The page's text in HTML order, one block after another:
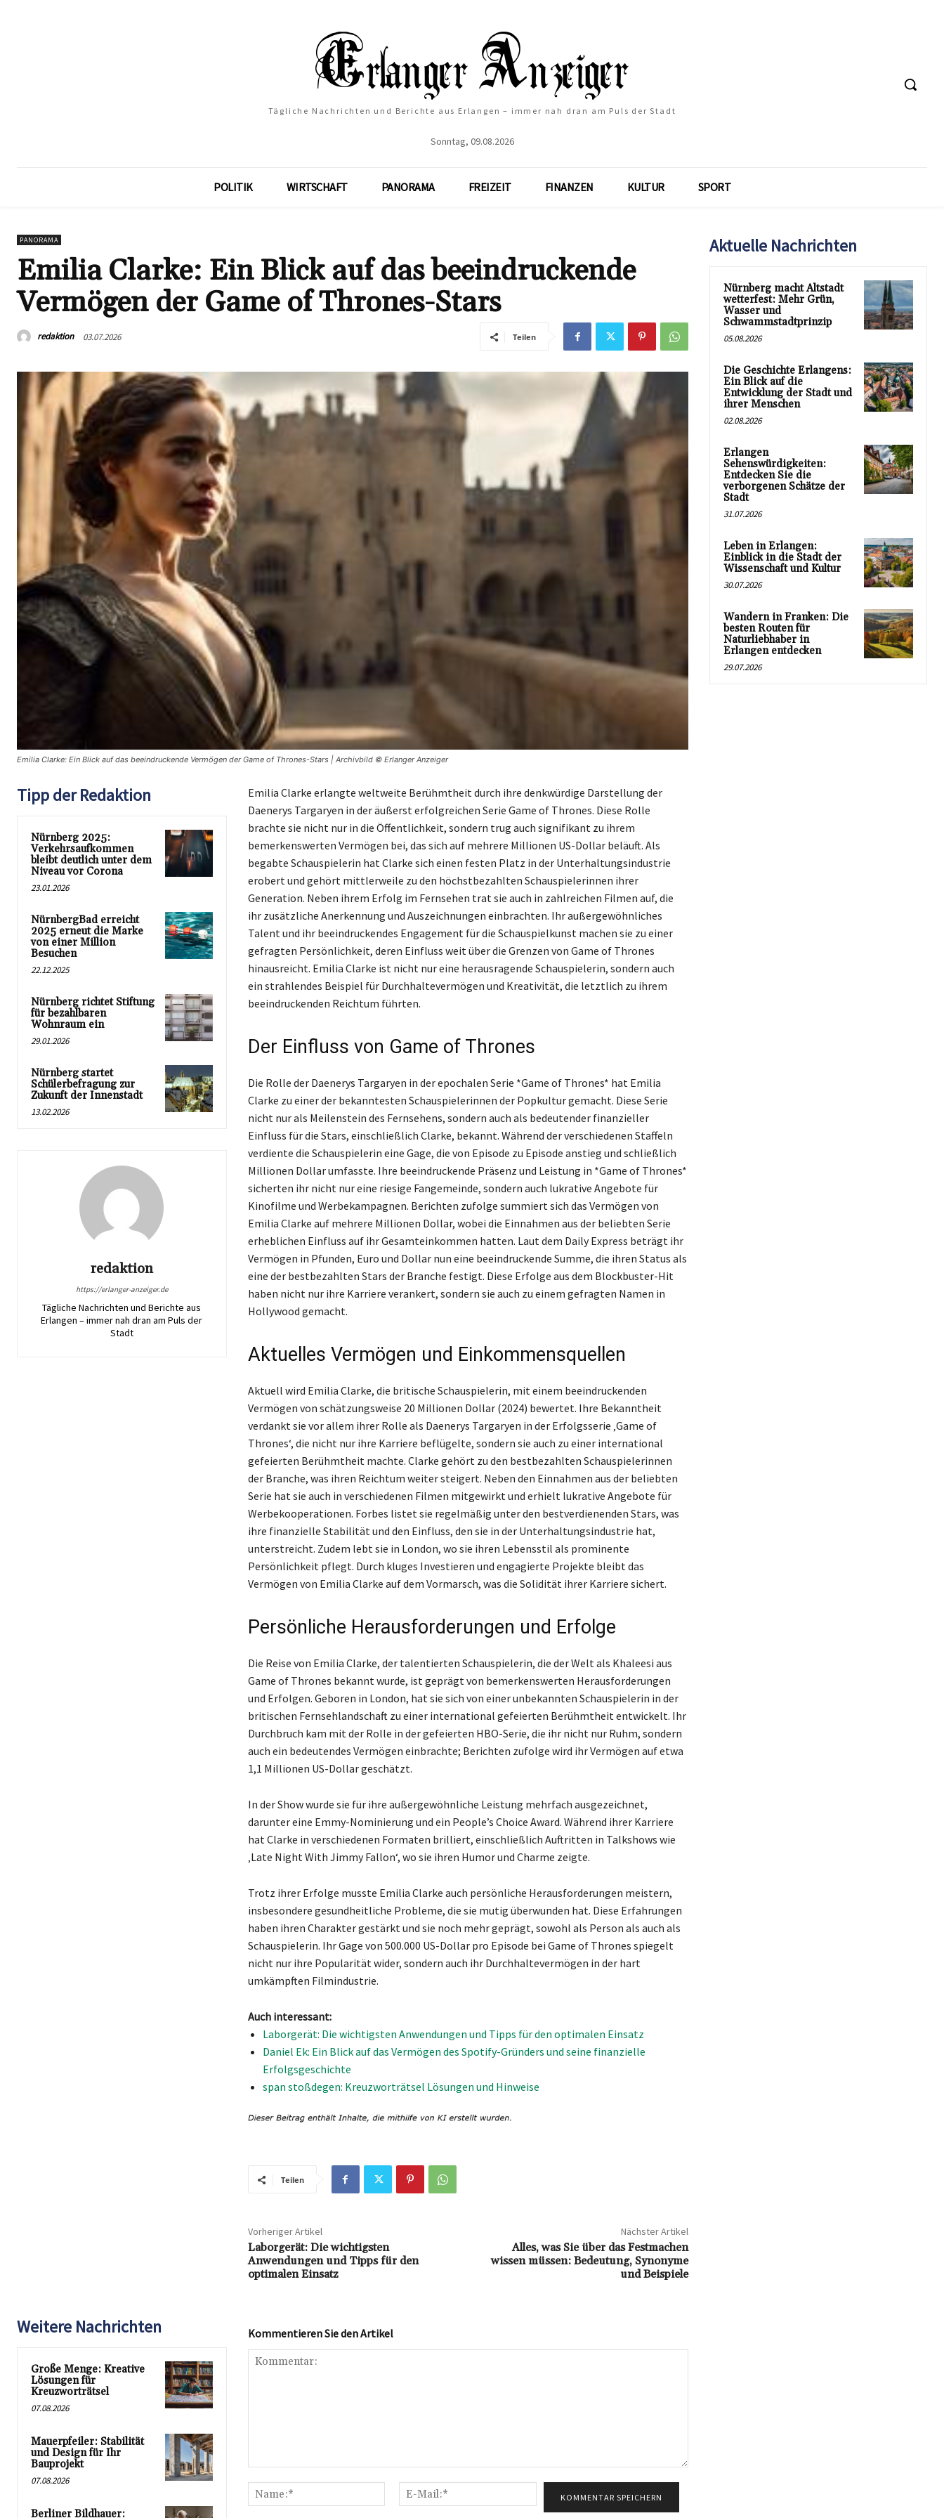
Tägliche Nachrichten und Berichte aus Erlangen – immer nah dran am Puls der Stadt
Sonntag, 09.08.2026
POLITIK WIRTSCHAFT PANORAMA FREIZEIT FINANZEN KULTUR SPORT
PANORAMA
Emilia Clarke: Ein Blick auf das beeindruckende
Vermögen der Game of Thrones-Stars
redaktion 03.07.2026 Teilen
Emilia Clarke: Ein Blick auf das beeindruckende Vermögen der Game of Thrones-Stars | Archivbild © Erlanger Anzeiger
Tipp der Redaktion
Nürnberg 2025:
Verkehrsaufkommen
bleibt deutlich unter dem
Niveau vor Corona
23.01.2026
NürnbergBad erreicht
2025 erneut die Marke
von einer Million
Besuchen
22.12.2025
Nürnberg richtet Stiftung
für bezahlbaren
Wohnraum ein
29.01.2026
Nürnberg startet
Schülerbefragung zur
Zukunft der Innenstadt
13.02.2026
redaktion
https://erlanger-anzeiger.de
Tägliche Nachrichten und Berichte aus
Erlangen – immer nah dran am Puls der
Stadt
Emilia Clarke erlangte weltweite Berühmtheit durch ihre denkwürdige Darstellung der
Daenerys Targaryen in der äußerst erfolgreichen Serie Game of Thrones. Diese Rolle
brachte sie nicht nur in die Öffentlichkeit, sondern trug auch signifikant zu ihrem
bemerkenswerten Vermögen bei, das sich auf mehrere Millionen US-Dollar beläuft. Als
begabte Schauspielerin hat Clarke sich einen festen Platz in der Unterhaltungsindustrie
erobert und gehört mittlerweile zu den höchstbezahlten Schauspielerinnen ihrer
Generation. Neben ihrem Erfolg im Fernsehen trat sie auch in zahlreichen Filmen auf, die
ihr zusätzliche Anerkennung und Auszeichnungen einbrachten. Ihr außergewöhnliches
Talent und ihr beeindruckendes Engagement für die Schauspielkunst machen sie zu einer
gefragten Persönlichkeit, deren Einfluss weit über die Grenzen von Game of Thrones
hinausreicht. Emilia Clarke ist nicht nur eine herausragende Schauspielerin, sondern auch
ein strahlendes Beispiel für Durchhaltevermögen und Kreativität, die letztlich zu ihrem
beeindruckenden Reichtum führten.
Der Einfluss von Game of Thrones
Die Rolle der Daenerys Targaryen in der epochalen Serie *Game of Thrones* hat Emilia
Clarke zu einer der bekanntesten Schauspielerinnen der Popkultur gemacht. Diese Serie
nicht nur als Meilenstein des Fernsehens, sondern auch als bedeutender finanzieller
Einfluss für die Stars, einschließlich Clarke, bekannt. Während der verschiedenen Staffeln
verdiente die Schauspielerin eine Gage, die von Episode zu Episode anstieg und schließlich
Millionen Dollar umfasste. Ihre beeindruckende Präsenz und Leistung in *Game of Thrones*
sicherten ihr nicht nur eine riesige Fangemeinde, sondern auch lukrative Angebote für
Kinofilme und Werbekampagnen. Berichten zufolge summiert sich das Vermögen von
Emilia Clarke auf mehrere Millionen Dollar, wobei die Einnahmen aus der beliebten Serie
erheblichen Einfluss auf ihr Gesamteinkommen hatten. Laut dem Daily Express beträgt ihr
Vermögen in Pfunden, Euro und Dollar nun eine beeindruckende Summe, die ihren Status als
eine der bestbezahlten Stars der Branche festigt. Diese Erfolge aus dem Blockbuster-Hit
haben nicht nur ihre Karriere verankert, sondern sie auch zu einem gefragten Namen in
Hollywood gemacht.
Aktuelles Vermögen und Einkommensquellen
Aktuell wird Emilia Clarke, die britische Schauspielerin, mit einem beeindruckenden
Vermögen von schätzungsweise 20 Millionen Dollar (2024) bewertet. Ihre Bekanntheit
verdankt sie vor allem ihrer Rolle als Daenerys Targaryen in der Erfolgsserie ‚Game of
Thrones‘, die nicht nur ihre Karriere beflügelte, sondern sie auch zu einer international
gefeierten Berühmtheit machte. Clarke gehört zu den bestbezahlten Schauspielerinnen
der Branche, was ihren Reichtum weiter steigert. Neben den Einnahmen aus der beliebten
Serie hat sie auch in verschiedenen Filmen mitgewirkt und erhielt lukrative Angebote für
Werbekooperationen. Forbes listet sie regelmäßig unter den bestverdienenden Stars, was
ihre finanzielle Stabilität und den Einfluss, den sie in der Unterhaltungsindustrie hat,
unterstreicht. Zudem lebt sie in London, wo sie ihren Lebensstil als prominente
Persönlichkeit pflegt. Durch kluges Investieren und engagierte Projekte bleibt das
Vermögen von Emilia Clarke auf dem Vormarsch, was die Solidität ihrer Karriere sichert.
Persönliche Herausforderungen und Erfolge
Die Reise von Emilia Clarke, der talentierten Schauspielerin, die der Welt als Khaleesi aus
Game of Thrones bekannt wurde, ist geprägt von bemerkenswerten Herausforderungen
und Erfolgen. Geboren in London, hat sie sich von einer unbekannten Schauspielerin in der
britischen Fernsehlandschaft zu einer international gefeierten Berühmtheit entwickelt. Ihr
Durchbruch kam mit der Rolle in der gefeierten HBO-Serie, die ihr nicht nur Ruhm, sondern
auch ein bedeutendes Vermögen einbrachte; Berichten zufolge wird ihr Vermögen auf etwa
1,1 Millionen US-Dollar geschätzt.
In der Show wurde sie für ihre außergewöhnliche Leistung mehrfach ausgezeichnet,
darunter eine Emmy-Nominierung und ein People’s Choice Award. Während ihrer Karriere
hat Clarke in verschiedenen Formaten brilliert, einschließlich Auftritten in Talkshows wie
‚Late Night With Jimmy Fallon‘, wo sie ihren Humor und Charme zeigte.
Trotz ihrer Erfolge musste Emilia Clarke auch persönliche Herausforderungen meistern,
insbesondere gesundheitliche Probleme, die sie mutig überwunden hat. Diese Erfahrungen
haben ihren Charakter gestärkt und sie noch mehr geprägt, sowohl als Person als auch als
Schauspielerin. Ihr Gage von 500.000 US-Dollar pro Episode bei Game of Thrones spiegelt
nicht nur ihre Popularität wider, sondern auch ihr Durchhaltevermögen in der hart
umkämpften Filmindustrie.
Auch interessant:
Laborgerät: Die wichtigsten Anwendungen und Tipps für den optimalen Einsatz
Daniel Ek: Ein Blick auf das Vermögen des Spotify-Gründers und seine finanzielle
Erfolgsgeschichte
span stoßdegen: Kreuzworträtsel Lösungen und Hinweise
Teilen
Vorheriger Artikel
Laborgerät: Die wichtigsten
Anwendungen und Tipps für den
optimalen Einsatz
Nächster Artikel
Alles, was Sie über das Festmachen
wissen müssen: Bedeutung, Synonyme
und Beispiele
Weitere Nachrichten
Große Menge: Kreative
Lösungen für
Kreuzworträtsel
07.08.2026
Mauerpfeiler: Stabilität
und Design für Ihr
Bauprojekt
07.08.2026
Berliner Bildhauer:
Kommentieren Sie den Artikel
Name:*
Mail:*
Aktuelle Nachrichten
Nürnberg macht Altstadt
wetterfest: Mehr Grün,
Wasser und
Schwammstadtprinzip
05.08.2026
Die Geschichte Erlangens:
Ein Blick auf die
Entwicklung der Stadt und
ihrer Menschen
02.08.2026
Erlangen
Sehenswürdigkeiten:
Entdecken Sie die
verborgenen Schätze der
Stadt
31.07.2026
Leben in Erlangen:
Einblick in die Stadt der
Wissenschaft und Kultur
30.07.2026
Wandern in Franken: Die
besten Routen für
Naturliebhaber in
Erlangen entdecken
29.07.2026